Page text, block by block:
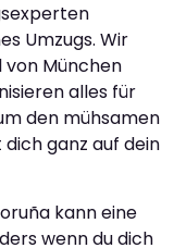
Umzugs. Wir
München
alles für
den mühsamen
ganz auf dein
kann eine
wenn du dich